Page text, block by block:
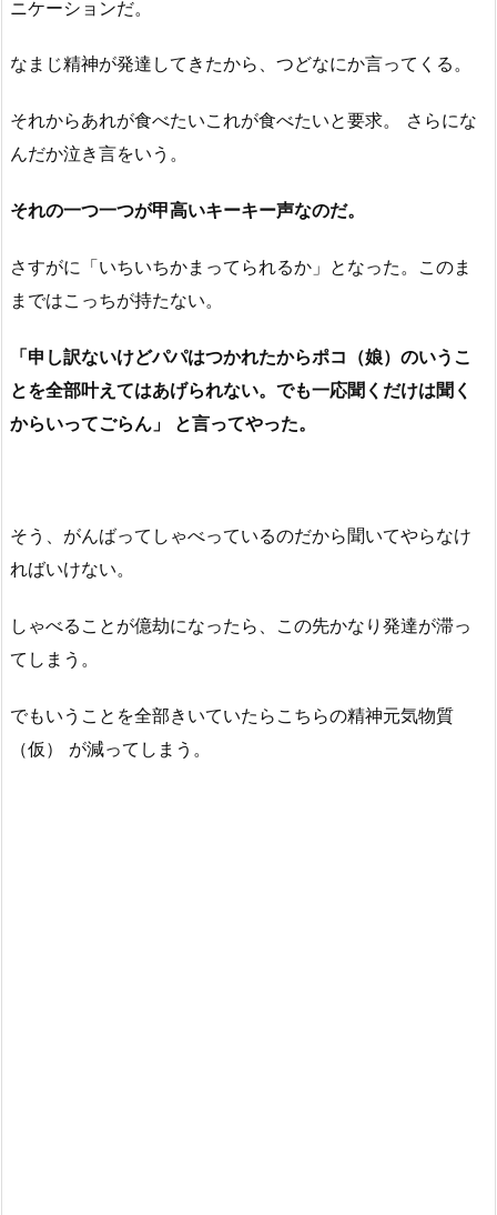
ニケーションだ。
なまじ精神が発達してきたから、つどなにか言ってくる。
それからあれが食べたいこれが食べたいと要求。 さらにな
んだか泣き言をいう。
それの一つ一つが甲高いキーキー声なのだ。
さすがに「いちいちかまってられるか」となった。このま
まではこっちが持たない。
「申し訳ないけどパパはつかれたからポコ（娘）のいうこ
とを全部叶えてはあげられない。でも一応聞くだけは聞く
からいってごらん」 と言ってやった。
そう、がんばってしゃべっているのだから聞いてやらなけ
ればいけない。
しゃべることが億劫になったら、この先かなり発達が滞っ
てしまう。
でもいうことを全部きいていたらこちらの精神元気物質
（仮） が減ってしまう。